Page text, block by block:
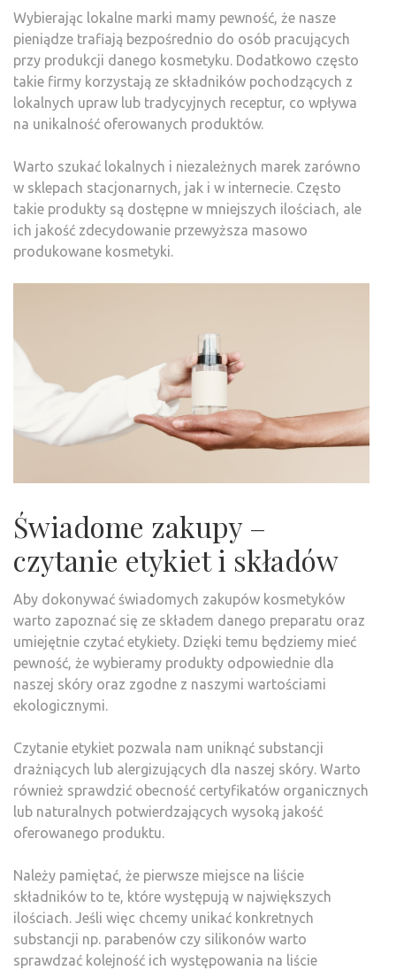
Wybierając lokalne marki mamy pewność, że nasze
pieniądze trafiają bezpośrednio do osób pracujących
przy produkcji danego kosmetyku. Dodatkowo często
takie firmy korzystają ze składników pochodzących z
lokalnych upraw lub tradycyjnych receptur, co wpływa
na unikalność oferowanych produktów.
Warto szukać lokalnych i niezależnych marek zarówno
w sklepach stacjonarnych, jak i w internecie. Często
takie produkty są dostępne w mniejszych ilościach, ale
ich jakość zdecydowanie przewyższa masowo
produkowane kosmetyki.
Świadome zakupy –
czytanie etykiet i składów
Aby dokonywać świadomych zakupów kosmetyków
warto zapoznać się ze składem danego preparatu oraz
umiejętnie czytać etykiety. Dzięki temu będziemy mieć
pewność, że wybieramy produkty odpowiednie dla
naszej skóry oraz zgodne z naszymi wartościami
ekologicznymi.
Czytanie etykiet pozwala nam uniknąć substancji
drażniących lub alergizujących dla naszej skóry. Warto
również sprawdzić obecność certyfikatów organicznych
lub naturalnych potwierdzających wysoką jakość
oferowanego produktu.
Należy pamiętać, że pierwsze miejsce na liście
składników to te, które występują w największych
ilościach. Jeśli więc chcemy unikać konkretnych
substancji np. parabenów czy silikonów warto
sprawdzać kolejność ich występowania na liście